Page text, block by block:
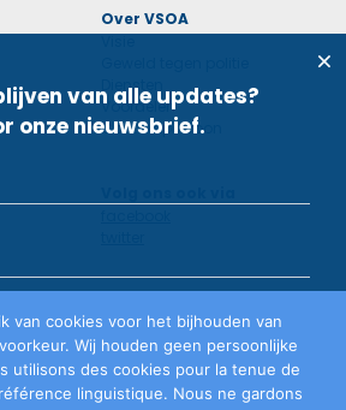
van cookies voor het bijhouden van
Wij houden geen persoonlijke
utilisons des cookies pour la tenue de
linguistique. Nous ne gardons
Over VSOA
Diensten
Voordelen
Contactpersoon
van alle updates?
onze nieuwsbrief.